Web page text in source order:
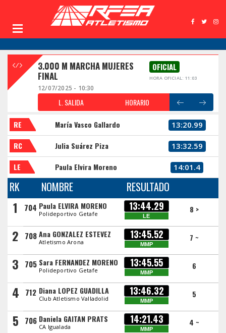
3.000 M MARCHA MUJERES
FINAL
OFICIAL
HORA OFICIAL: 11:03
12/07/2025 - 10:30
L. SALIDA HORARIO
RE María Vasco Gallardo 13:20.99
RC Julia Suárez Piza 13:32.59
LE Paula Elvira Moreno 14:01.4
RK NOMBRE RESULTADO
1 704 Paula ELVIRA MORENO
Polideportivo Getafe
13:44.29
LE
8 >
2 708 Ana GONZALEZ ESTEVEZ
Atletismo Arona
13:45.52
MMP
7 ~
3 705 Sara FERNANDEZ MORENO
Polideportivo Getafe
13:45.55
MMP
6
4 712 Diana LOPEZ GUADILLA
Club Atletismo Valladolid
13:46.32
MMP
5
5 706 Daniela GAITAN PRATS
CA Igualada
14:21.43
MMP
4 ~